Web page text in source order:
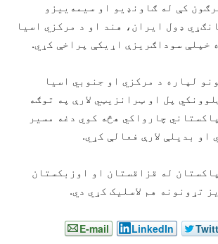
کې له ګاونډیو او سیمه‌ییزو
ډول ایران، هند او د مرکزي اسیا
خپلې سوداګریزې اړیکې پراخې کړي.
لپاره د مرکزي او جنوبي اسیا
پل او ټرانزیټي لارې په توګه
چارواکي هڅه کوي دغه مسیر
او بدیلې لارې فعالې کړي.
له قزاقستان او اوزبکستان
تړونونه هم لاسلیک کړي دي.
LinkedIn
E-mail